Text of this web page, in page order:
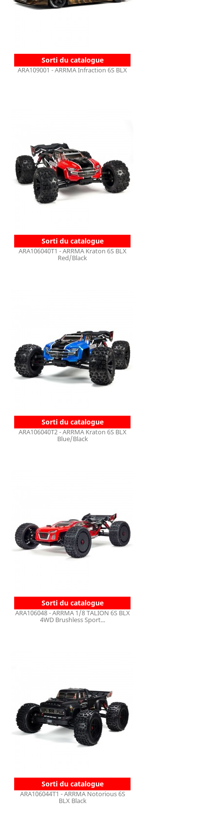
Sorti du catalogue
ARA109001 - ARRMA Infraction 6S BLX
Sorti du catalogue
ARA106040T1 - ARRMA Kraton 6S BLX
Red/Black
Sorti du catalogue
ARA106040T2 - ARRMA Kraton 6S BLX
Blue/Black
Sorti du catalogue
ARA106048 - ARRMA 1/8 TALION 6S BLX
4WD Brushless Sport...
Sorti du catalogue
ARA106044T1 - ARRMA Notorious 6S
BLX Black